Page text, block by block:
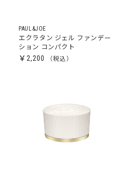
PAUL&JOE
エクラタン ジェル ファンデー
ション コンパクト
￥2,200